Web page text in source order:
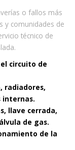
o fallos más
y comunidades de
técnico de
circuito de
radiadores,
internas.
llave cerrada,
de gas.
de la